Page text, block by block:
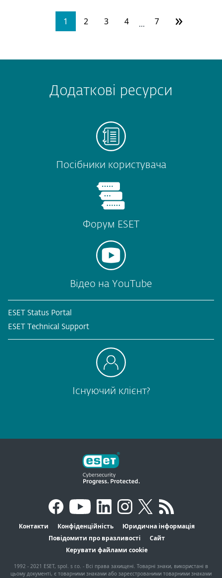
1 2 3 4 ... 7 »
Додаткові ресурси
Посібники користувача
Форум ESET
Відео на YouTube
ESET Status Portal
ESET Technical Support
Існуючий клієнт?
Контакти Конфіденційність
Юридична інформація
Повідомити про вразливості
Сайт
Керувати файлами cookie
1992 - 2021 ESET, spol. s r.o. - Всі права захищені. Товарні знаки, використані в
цьому документі, є товарними знаками або зареєстрованими товарними знаками